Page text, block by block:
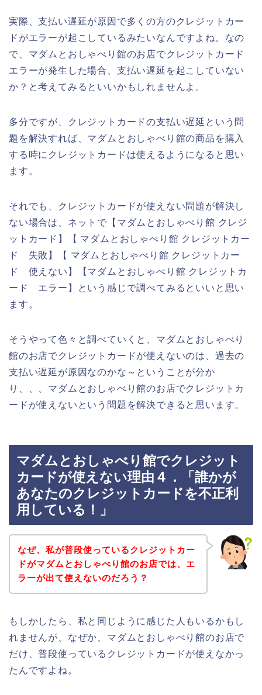
実際、支払い遅延が原因で多くの方のクレジットカー
ドがエラーが起こしているみたいなんですよね。なの
で、マダムとおしゃべり館のお店でクレジットカード
エラーが発生した場合、支払い遅延を起こしていない
か？と考えてみるといいかもしれませんよ。
多分ですが、クレジットカードの支払い遅延という問
題を解決すれば、マダムとおしゃべり館の商品を購入
する時にクレジットカードは使えるようになると思い
ます。
それでも、クレジットカードが使えない問題が解決し
ない場合は、ネットで【マダムとおしゃべり館 クレジ
ットカード】【 マダムとおしゃべり館 クレジットカー
ド 失敗】【 マダムとおしゃべり館 クレジットカー
ド 使えない】【マダムとおしゃべり館 クレジットカ
ード エラー】という感じで調べてみるといいと思い
ます。
そうやって色々と調べていくと、マダムとおしゃべり
館のお店でクレジットカードが使えないのは、過去の
支払い遅延が原因なのかな～ということが分か
り、、、マダムとおしゃべり館のお店でクレジットカ
ードが使えないという問題を解決できると思います。
マダムとおしゃべり館でクレジット
カードが使えない理由４．「誰かが
あなたのクレジットカードを不正利
用している！」
なぜ、私が普段使っているクレジットカー
ドがマダムとおしゃべり館のお店では、エ
ラーが出て使えないのだろう？
もしかしたら、私と同じように感じた人もいるかもし
れませんが、なぜか、マダムとおしゃべり館のお店で
だけ、普段使っているクレジットカードが使えなかっ
たんですよね。